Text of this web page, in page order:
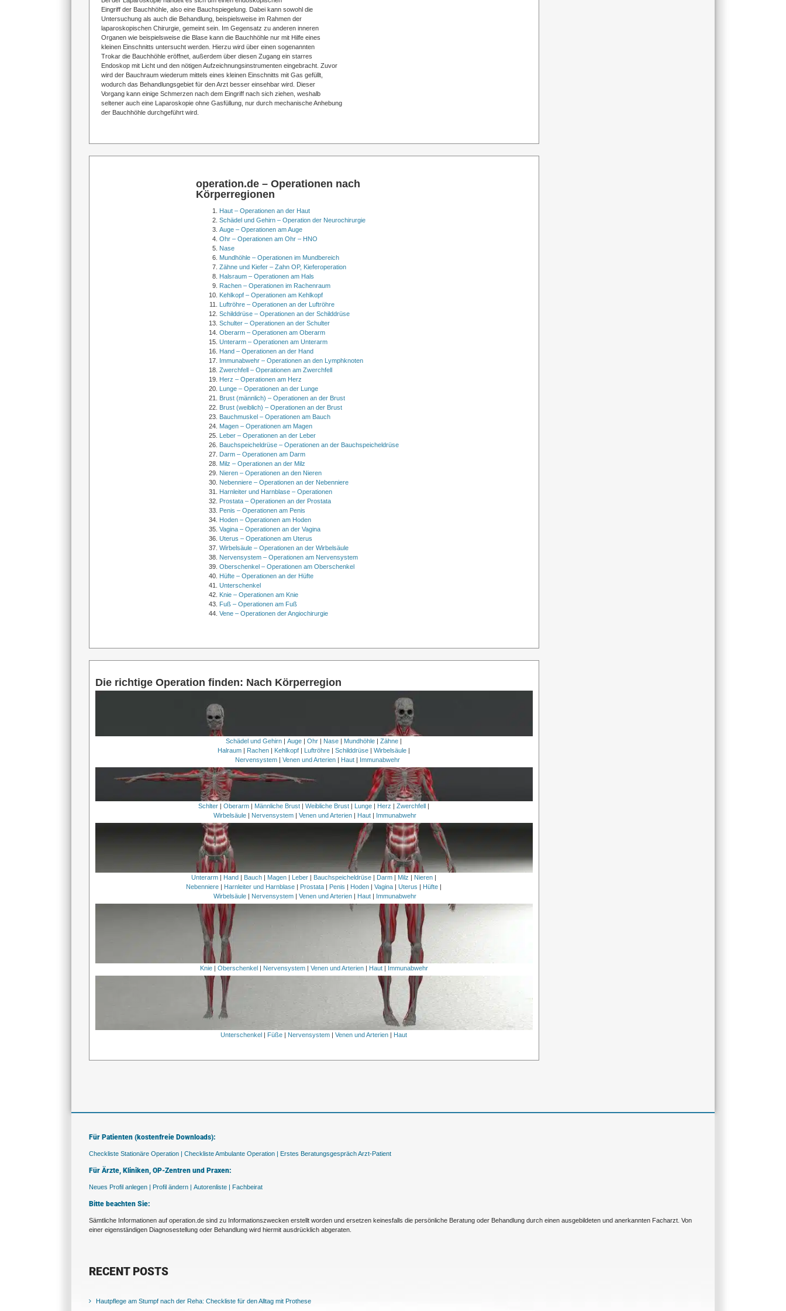
Eingriff der Bauchhöhle, also eine Bauchspiegelung. Dabei kann sowohl die
Untersuchung als auch die Behandlung, beispielsweise im Rahmen der
laparoskopischen Chirurgie, gemeint sein. Im Gegensatz zu anderen inneren
Organen wie beispielsweise die Blase kann die Bauchhöhle nur mit Hilfe eines
kleinen Einschnitts untersucht werden. Hierzu wird über einen sogenannten
Trokar die Bauchhöhle eröffnet, außerdem über diesen Zugang ein starres
Endoskop mit Licht und den nötigen Aufzeichnungsinstrumenten eingebracht. Zuvor
wird der Bauchraum wiederum mittels eines kleinen Einschnitts mit Gas gefüllt,
wodurch das Behandlungsgebiet für den Arzt besser einsehbar wird. Dieser
Vorgang kann einige Schmerzen nach dem Eingriff nach sich ziehen, weshalb
seltener auch eine Laparoskopie ohne Gasfüllung, nur durch mechanische Anhebung
der Bauchhöhle durchgeführt wird.
operation.de – Operationen nach
Körperregionen
Haut – Operationen an der Haut
Schädel und Gehirn – Operation der Neurochirurgie
Auge – Operationen am Auge
Ohr – Operationen am Ohr – HNO
Nase
Mundhöhle – Operationen im Mundbereich
Zähne und Kiefer – Zahn OP, Kieferoperation
Halsraum – Operationen am Hals
Rachen – Operationen im Rachenraum
Kehlkopf – Operationen am Kehlkopf
Luftröhre – Operationen an der Luftröhre
Schilddrüse – Operationen an der Schilddrüse
Schulter – Operationen an der Schulter
Oberarm – Operationen am Oberarm
Unterarm – Operationen am Unterarm
Hand – Operationen an der Hand
Immunabwehr – Operationen an den Lymphknoten
Zwerchfell – Operationen am Zwerchfell
Herz – Operationen am Herz
Lunge – Operationen an der Lunge
Brust (männlich) – Operationen an der Brust
Brust (weiblich) – Operationen an der Brust
Bauchmuskel – Operationen am Bauch
Magen – Operationen am Magen
Leber – Operationen an der Leber
Bauchspeicheldrüse – Operationen an der Bauchspeicheldrüse
Darm – Operationen am Darm
Milz – Operationen an der Milz
Nieren – Operationen an den Nieren
Nebenniere – Operationen an der Nebenniere
Harnleiter und Harnblase – Operationen
Prostata – Operationen an der Prostata
Penis – Operationen am Penis
Hoden – Operationen am Hoden
Vagina – Operationen an der Vagina
Uterus – Operationen am Uterus
Wirbelsäule – Operationen an der Wirbelsäule
Nervensystem – Operationen am Nervensystem
Oberschenkel – Operationen am Oberschenkel
Hüfte – Operationen an der Hüfte
Unterschenkel
Knie – Operationen am Knie
Fuß – Operationen am Fuß
Vene – Operationen der Angiochirurgie
Die richtige Operation finden: Nach Körperregion
Schädel und Gehirn |Auge |Ohr | Nase | Mundhöhle |Zähne |
Halraum | Rachen | Kehlkopf | Luftröhre |Schilddrüse |Wirbelsäule |
Nervensystem| Venen und Arterien| Haut| Immunabwehr
Schlter |Oberarm Männliche Brust |Weibliche Brust Lunge Herz |Zwerchfell
Wirbelsäule| Nervensystem| Venen und Arterien| Haut| Immunabwehr
Unterarm | Hand | Bauch | Magen | Leber | Bauchspeicheldrüse | Darm | Milz | Nieren |
Nebenniere | Harnleiter und Harnblase | Prostata | Penis | Hoden |Vagina |Uterus | Hüfte |
Wirbelsäule| Nervensystem| Venen und Arterien| Haut| Immunabwehr
Knie| Oberschenkel Nervensystem| Venen und Arterien| Haut| Immunabwehr
Unterschenkel | Füße | Nervensystem |Venen und Arterien | Haut
Für Patienten (kostenfreie Downloads):
Checkliste Stationäre Operation | Checkliste Ambulante Operation | Erstes Beratungsgespräch Arzt-Patient
Für Ärzte, Kliniken, OP-Zentren und Praxen:
Neues Profil anlegen | Profil ändern | Autorenliste | Fachbeirat
Bitte beachten Sie:
Sämtliche Informationen auf operation.de sind zu Informationszwecken erstellt worden und ersetzen keinesfalls die persönliche Beratung oder Behandlung durch einen ausgebildeten und anerkannten Facharzt. Von
einer eigenständigen Diagnosestellung oder Behandlung wird hiermit ausdrücklich abgeraten.
RECENT POSTS
Hautpflege am Stumpf nach der Reha: Checkliste für den Alltag mit Prothese